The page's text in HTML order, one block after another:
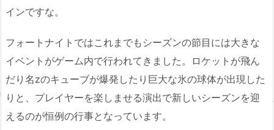
インですな。
フォートナイトではこれまでもシーズンの節目には大きな
イベントがゲーム内で行われてきました。ロケットが飛ん
だり名zのキューブが爆発したり巨大な氷の球体が出現した
りと、プレイヤーを楽しませる演出で新しいシーズンを迎
えるのが恒例の行事となっています。